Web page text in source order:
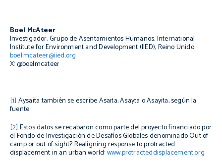
Boel McAteer
Investigador, Grupo de Asentamientos Humanos, International
Institute for Environment and Development (IIED), Reino Unido
boel.mcateer@iied.org
X: @boelmcateer
[1] Aysaita también se escribe Asaita, Asayta o Asayita, según la
fuente.
[2] Estos datos se recabaron como parte del proyecto financiado por
el Fondo de Investigación de Desafíos Globales denominadoOut of
camp or out of sight?Realigning response to protracted
displacement in an urban world:www.protracteddisplacement.org